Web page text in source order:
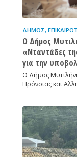
ΔΉΜΟΣ,
Ο Δήμος
«Νταντάδες
για την
Ο Δήμος
Πρόνοιας και